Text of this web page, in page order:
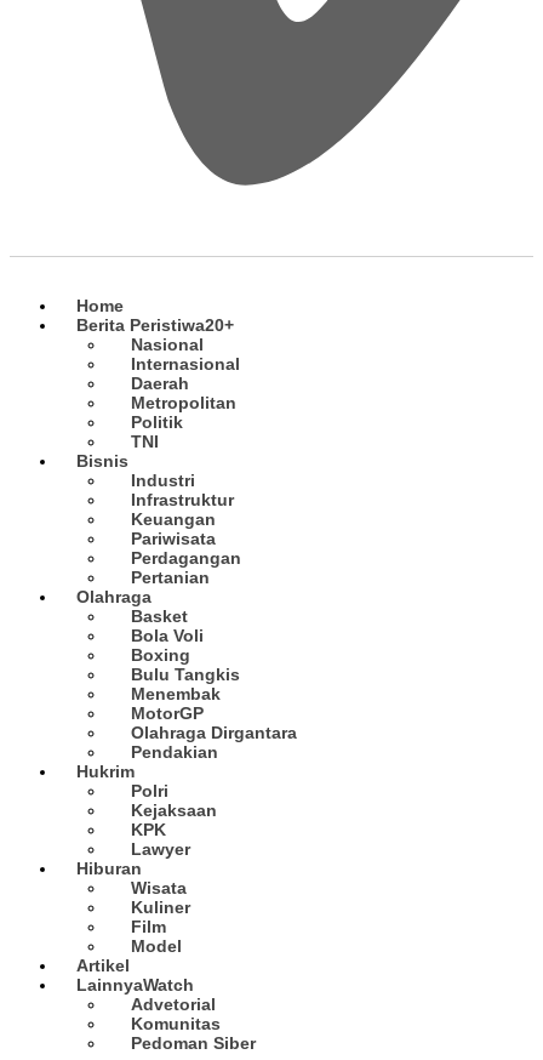
Home
Berita Peristiwa20+
Nasional
Internasional
Daerah
Metropolitan
Politik
TNI
Bisnis
Industri
Infrastruktur
Keuangan
Pariwisata
Perdagangan
Pertanian
Olahraga
Basket
Bola Voli
Boxing
Bulu Tangkis
Menembak
MotorGP
Olahraga Dirgantara
Pendakian
Hukrim
Polri
Kejaksaan
KPK
Lawyer
Hiburan
Wisata
Kuliner
Film
Model
Artikel
LainnyaWatch
Advetorial
Komunitas
Pedoman Siber